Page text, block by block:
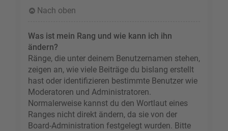
Nach oben
Was ist mein Rang und wie kann ich ihn
ändern?
Ränge, die unter deinem Benutzernamen stehen,
zeigen an, wie viele Beiträge du bislang erstellt
hast oder identifizieren bestimmte Benutzer wie
Moderatoren und Administratoren.
Normalerweise kannst du den Wortlaut eines
Ranges nicht direkt ändern, da sie von der
Board-Administration festgelegt wurden. Bitte